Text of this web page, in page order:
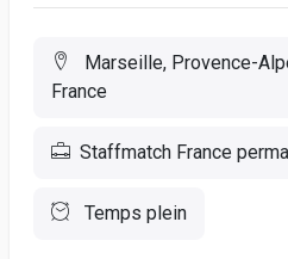
Marseille, Provence-
France
Staffmatch France
Temps plein